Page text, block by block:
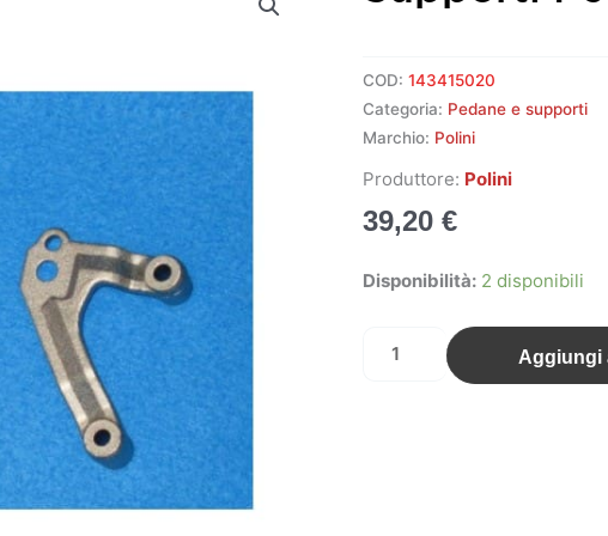
COD: 143415020
Categoria: Pedane e supporti
Marchio: Polini
Produttore: Polini
39,20 €
Disponibilità: 2 disponibili
Supporti
Aggiungi